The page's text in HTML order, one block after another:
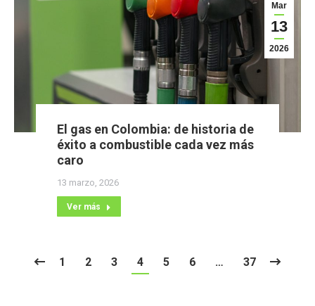
Mar
13
2026
El gas en Colombia: de historia de
éxito a combustible cada vez más
caro
13 marzo, 2026
Ver más
1 2 3 4 5 6 … 37